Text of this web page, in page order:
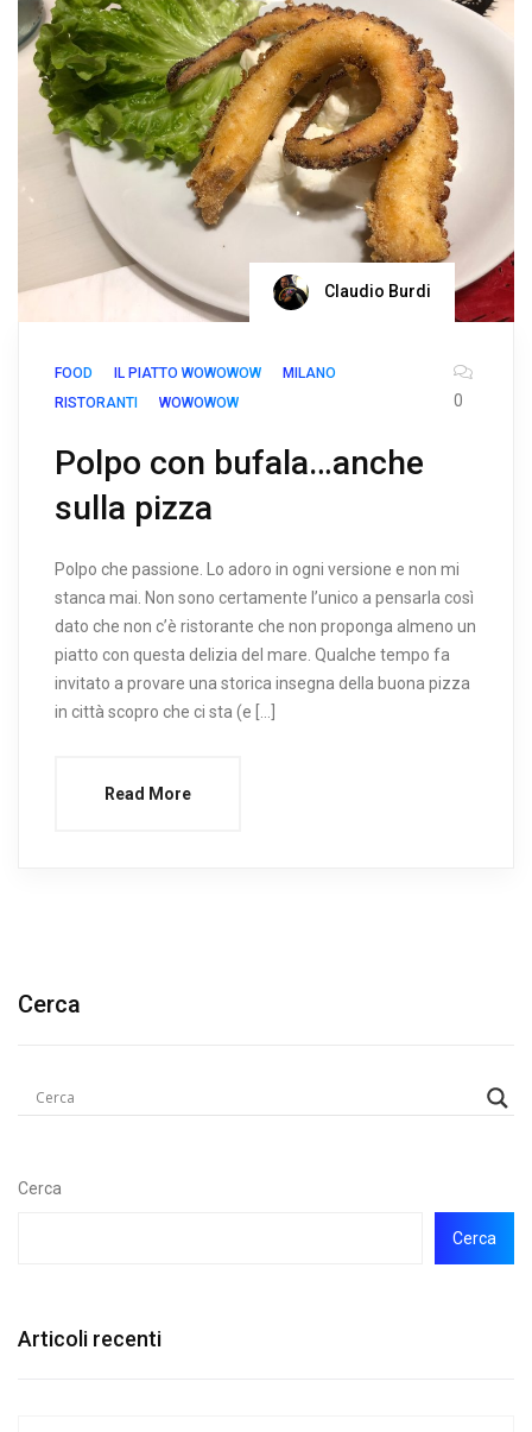
Claudio Burdi
FOOD IL PIATTO WOWOWOW
MILANO
RISTORANTI
WOWOWOW 0
Polpo con bufala…anche
sulla pizza
Polpo che passione. Lo adoro in ogni versione e non mi
stanca mai. Non sono certamente l’unico a pensarla così
dato che non c’è ristorante che non proponga almeno un
piatto con questa delizia del mare. Qualche tempo fa
invitato a provare una storica insegna della buona pizza
in città scopro che ci sta (e […]
Read More
Cerca
Cerca
Cerca
Articoli recenti